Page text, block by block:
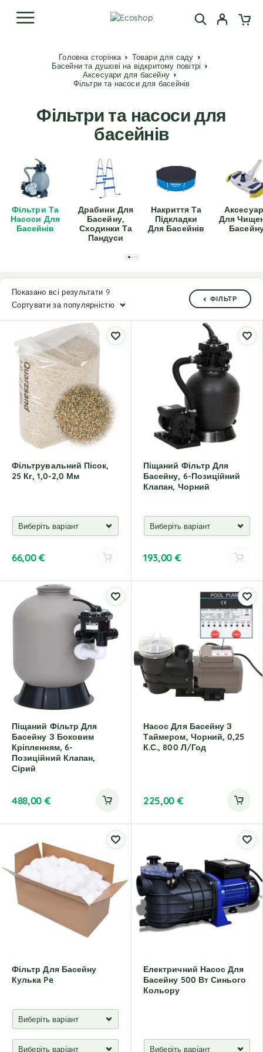
Головна сторінка
Товари для саду
Басейни та душові на відкритому повітрі
Аксесуари для басейну
Фільтри та насоси для басейнів
Фільтри та насоси для
басейнів
Фільтри Та
Насоси Для
Басейнів
Драбини Для
Басейну,
Сходинки Та
Пандуси
Накриття Та
Підкладки
Для Басейнів
Для
Показано всі результати 9
Сортувати за популярністю
ФІЛЬТР
Фільтрувальний Пісок,
25 Кг, 1,0-2,0 Мм
66,00€
e
e
Піщаний Фільтр Для
Басейну, 6-Позиційний
Клапан, Чорний
193,00 €
a
t
i
v
Піщаний Фільтр Для
Басейну З Боковим
Кріпленням, 6-
Позиційний Клапан,
Сірий
488,00 €
Насос Для Басейну З
Таймером, Чорний, 0,25
К.с., 800 Л/год
225,00 €
Фільтр Для Басейну
Кулька Pe
Електричний Насос Для
Басейну 500 Вт Синього
Кольору